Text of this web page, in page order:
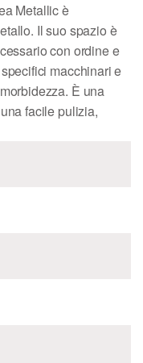
Metallic è
Il suo spazio è
con ordine e
macchinari e
È una
facile pulizia,